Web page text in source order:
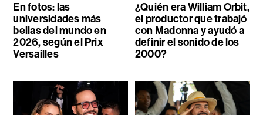
En fotos: las
universidades más
bellas del mundo en
2026, según el Prix
Versailles
¿Quién era William Orbit,
el productor que trabajó
con Madonna y ayudó a
definir el sonido de los
2000?